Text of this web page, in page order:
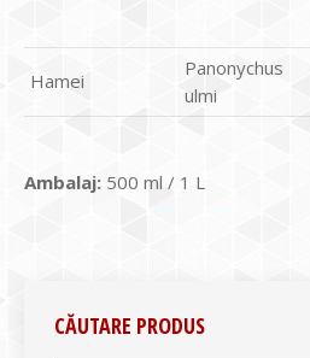
Hamei
Panonychus
ulmi
Ambalaj: 500 ml / 1 L
CĂUTARE PRODUS